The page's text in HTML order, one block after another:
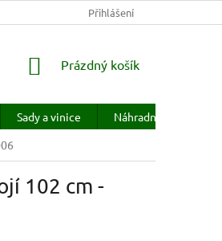
PRODÁVANÉ ZNAČKY
Přihlášení
NÁKUPNÍ
Prázdný košík
Sady a vinice Náhradní díly
102 cm -